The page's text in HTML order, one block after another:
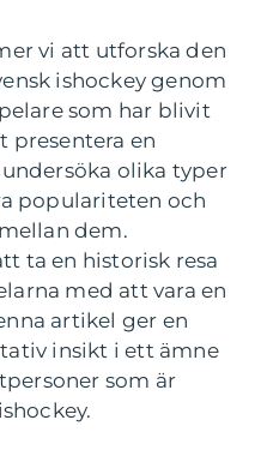
vi att utforska den
ishockey genom
som har blivit
presentera en
olika typer
populariteten och
dem.
ta en historisk resa
med att vara en
artikel ger en
insikt i ett ämne
som är